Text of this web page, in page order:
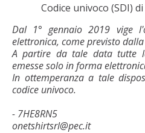
Codice univoco (SDI)
Dal 1° gennaio 2019 vige
elettronica, come previsto
A partire da tale data tutte
emesse solo in forma
In ottemperanza a tale
codice univoco.
- 7HE8RN5
onetshirtsrl@pec.it